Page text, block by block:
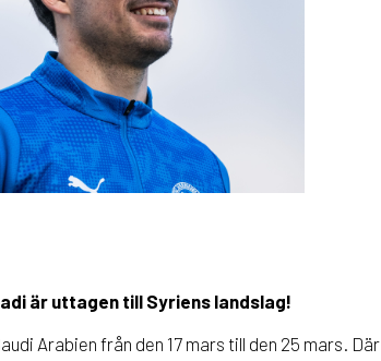
är uttagen till Syriens landslag!
Arabien från den 17 mars till den 25 mars. Där